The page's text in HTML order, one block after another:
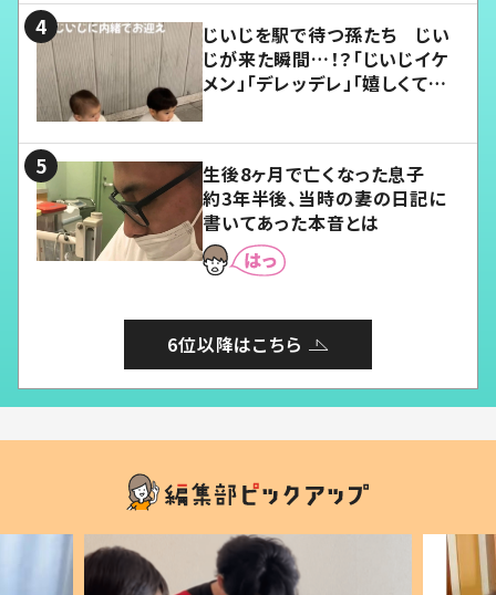
じいじを駅で待つ孫たち じい
じが来た瞬間…！？「じいじイケ
メン」「デレッデレ」「嬉しくて可
生後8ヶ月で亡くなった息子
約3年半後、当時の妻の日記に
書いてあった本音とは
6位以降はこちら